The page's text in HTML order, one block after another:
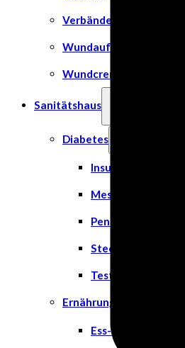
Verbände
Wundauflage
Wundcremes & Spray
Sanitätshaus
Diabetes
Insulinspritzen
Messgeräte
Pen Nadeln
Stechhilfen
Teststreifen
Ernährung & Trinkhilfen
Ess- und Trinkhilfen